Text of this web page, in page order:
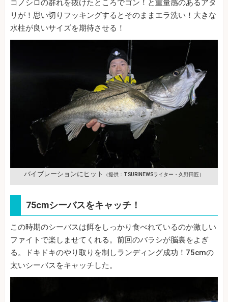
コノシロの群れを抜けたところでゴン！と重量感のあるアタ
リが！思い切りフッキングするとそのままエラ洗い！大きな
水柱が良いサイズを期待させる！
バイブレーションにヒット （提供：TSURINEWSライター・久野田匠）
75cmシーバスをキャッチ！
この時期のシーバスは餌をしっかり食べれているのか激しい
ファイトで楽しませてくれる。前回のバラシが脳裏をよぎ
る。ドキドキのやり取りを制しランディング成功！75cmの
太いシーバスをキャッチした。